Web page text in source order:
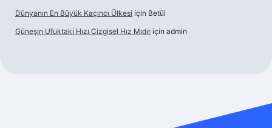
Dünyanın En Büyük Kaçıncı Ülkesi için Betül
Güneşin Ufuktaki Hızı Çizgisel Hız Mıdır için admin